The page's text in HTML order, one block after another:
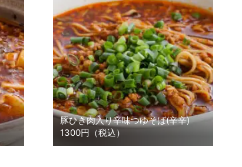
豚ひき肉入り辛味つゆそば(辛辛)
1300円（税込）